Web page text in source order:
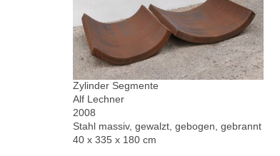
Zylinder Segmente
Alf Lechner
2008
Stahl massiv, gewalzt, gebogen, gebrannt
40 x 335 x 180 cm